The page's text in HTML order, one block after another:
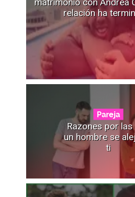
relación ha
Pareja
Razones por las
un hombre se
ti